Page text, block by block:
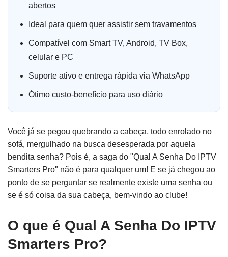
abertos
Ideal para quem quer assistir sem travamentos
Compatível com Smart TV, Android, TV Box,
celular e PC
Suporte ativo e entrega rápida via WhatsApp
Ótimo custo-benefício para uso diário
Você já se pegou quebrando a cabeça, todo enrolado no
sofá, mergulhado na busca desesperada por aquela
bendita senha? Pois é, a saga do "Qual A Senha Do IPTV
Smarters Pro" não é para qualquer um! E se já chegou ao
ponto de se perguntar se realmente existe uma senha ou
se é só coisa da sua cabeça, bem-vindo ao clube!
O que é Qual A Senha Do IPTV
Smarters Pro?